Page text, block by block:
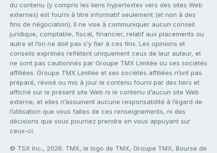
du contenu (y compris les liens hypertextes vers des sites Web
externes) est fourni à titre informatif seulement (et non à des
fins de négociation). Il ne vise à communiquer aucun conseil
juridique, comptable, fiscal, financier, relatif aux placements ou
autre et l’on ne doit pas s’y fier à ces fins. Les opinions et
conseils exprimés reflètent uniquement ceux de leur auteur, et
ne sont pas cautionnés par Groupe TMX Limitée ou ses sociétés
affiliées. Groupe TMX Limitée et ses sociétés affiliées n’ont pas
préparé, révisé ou mis à jour le contenu fourni par des tiers et
affiché sur le présent site Web ni le contenu d’aucun site Web
externe, et elles n’assument aucune responsabilité à l’égard de
l’utilisation que vous faites de ces renseignements, ni des
décisions que vous pourriez prendre en vous appuyant sur
ceux-ci.
© TSX Inc., 2026. TMX, le logo de TMX, Groupe TMX, Bourse de